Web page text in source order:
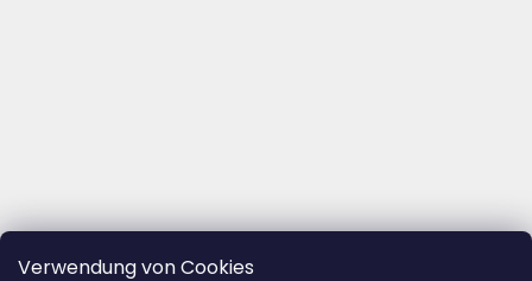
Verwendung von Cookies